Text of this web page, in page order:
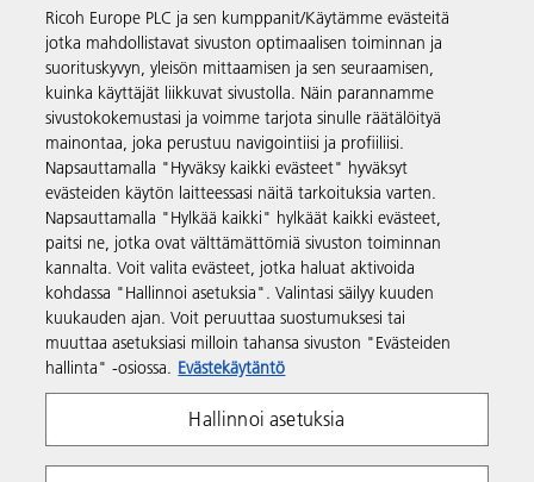
Yritysratkaisut
Tuotteet ja palvelut
Tuki ja yhteystiedot
Resurssit
Seuraa meitä
Ricoh Europe PLC ja sen kumppanit/Käytämme evästeitä
jotka mahdollistavat sivuston optimaalisen toiminnan ja
suorituskyvyn, yleisön mittaamisen ja sen seuraamisen,
kuinka käyttäjät liikkuvat sivustolla. Näin parannamme
sivustokokemustasi ja voimme tarjota sinulle räätälöityä
mainontaa, joka perustuu navigointiisi ja profiiliisi.
Napsauttamalla "Hyväksy kaikki evästeet" hyväksyt
evästeiden käytön laitteessasi näitä tarkoituksia varten.
Napsauttamalla "Hylkää kaikki" hylkäät kaikki evästeet,
paitsi ne, jotka ovat välttämättömiä sivuston toiminnan
kannalta. Voit valita evästeet, jotka haluat aktivoida
kohdassa "Hallinnoi asetuksia". Valintasi säilyy kuuden
kuukauden ajan. Voit peruuttaa suostumuksesi tai
muuttaa asetuksiasi milloin tahansa sivuston "Evästeiden
hallinta" -osiossa. Evästekäytäntö
Hallinnoi asetuksia